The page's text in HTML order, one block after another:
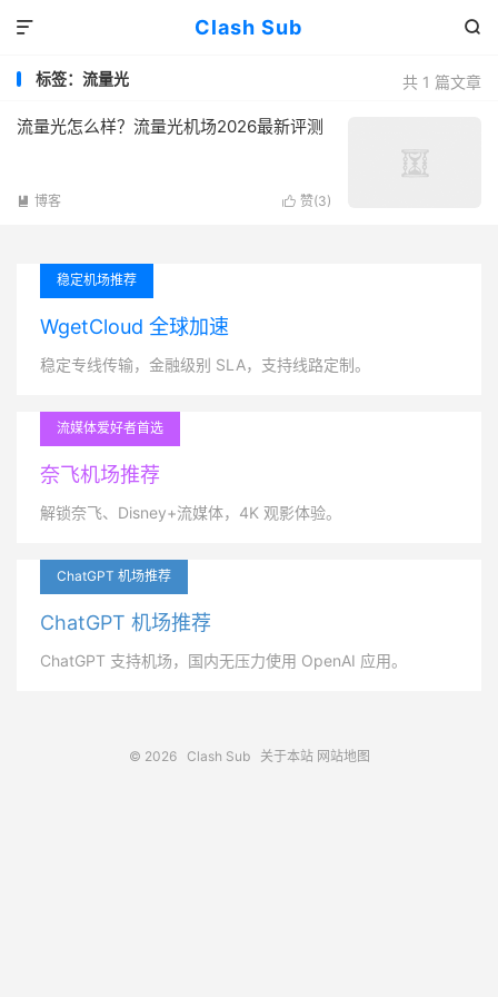
Clash Sub 

共 1 篇文章
标签：流量光
流量光怎么样？流量光机场2026最新评测
 赞(3)
 博客
稳定机场推荐
WgetCloud 全球加速
稳定专线传输，金融级别 SLA，支持线路定制。
流媒体爱好者首选
奈飞机场推荐
解锁奈飞、Disney+流媒体，4K 观影体验。
ChatGPT 机场推荐
ChatGPT 机场推荐
ChatGPT 支持机场，国内无压力使用 OpenAI 应用。
© 2026 Clash Sub 关于本站 网站地图